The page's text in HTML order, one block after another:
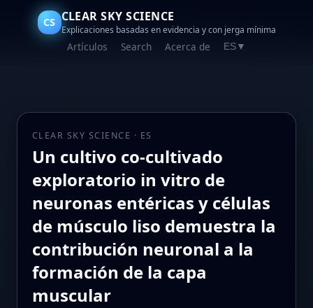
CS CLEAR SKY SCIENCE
Explicaciones basadas en evidencia y con jerga mínima
Artículos Search Acerca de ES ▼
CLEAR SKY SCIENCE · ES
Un cultivo co-cultivado
exploratorio in vitro de
neuronas entéricas y células
de músculo liso demuestra la
contribución neuronal a la
formación de la capa
muscular